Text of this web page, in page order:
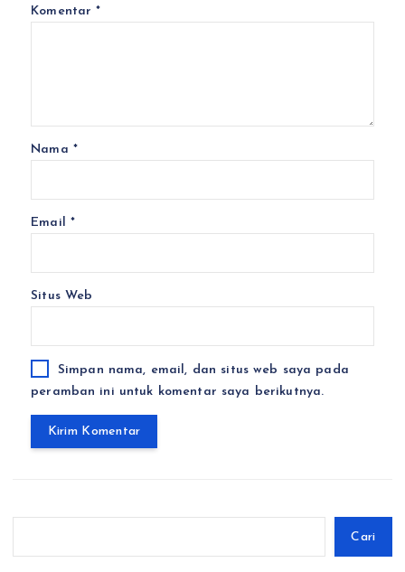
Komentar*
Nama *
Email *
Situs Web
Simpan nama, email, dan situs web saya pada
peramban ini untuk komentar saya berikutnya.
Cari